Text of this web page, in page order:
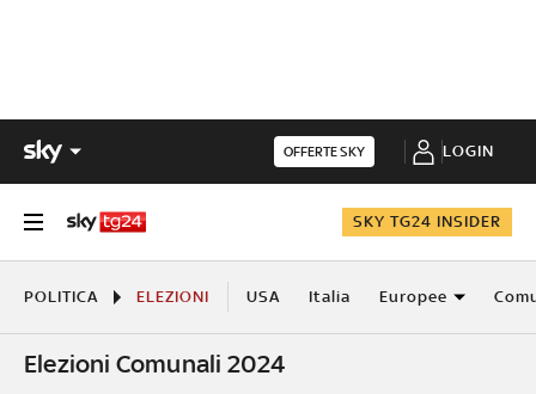
OFFERTE SKY LOGIN
SKY TG24 INSIDER
POLITICA ELEZIONI USA Italia Europee
Elezioni Comunali 2024